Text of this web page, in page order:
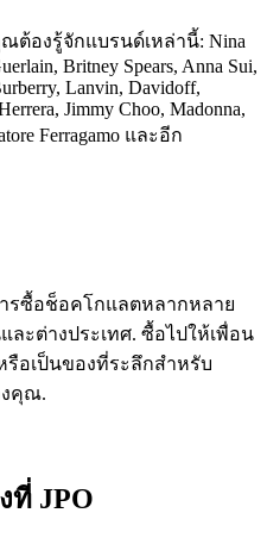
องรู้จักแบรนด์เหล่านี้: Nina
Britney Spears, Anna Sui,
Lanvin, Davidoff,
Jimmy Choo, Madonna,
Ferragamo และอีก
รซื้อช็อคโกแลตหลากหลาย
ละต่างประเทศ. ซื้อไปให้เพื่อน
อเป็นของที่ระลึกสำหรับ
งคุณ.
ที่ JPO